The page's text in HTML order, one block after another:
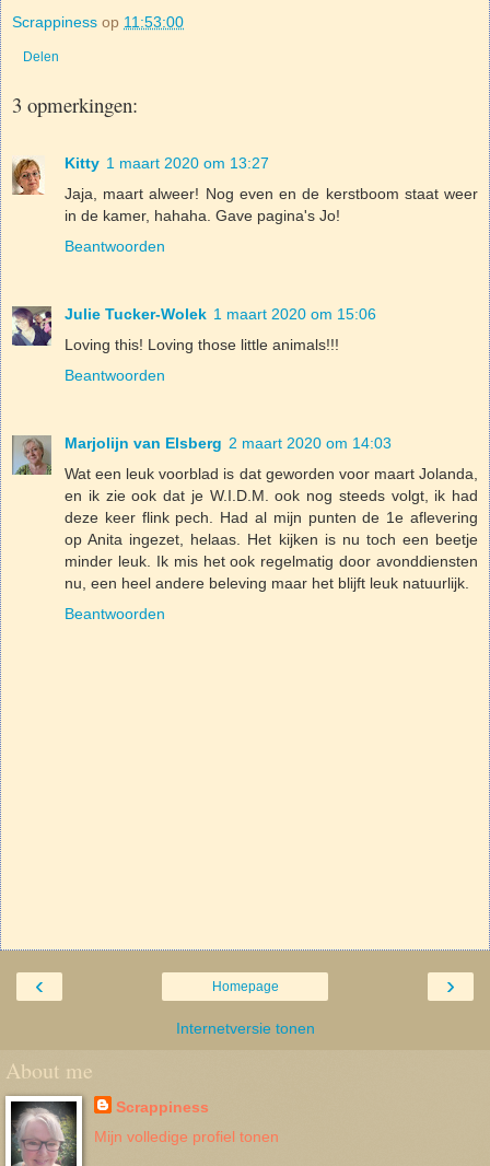
Scrappiness op 11:53:00
Delen
3 opmerkingen:
Kitty 1 maart 2020 om 13:27
Jaja, maart alweer! Nog even en de kerstboom staat weer
in de kamer, hahaha. Gave pagina's Jo!
Beantwoorden
Julie Tucker-Wolek 1 maart 2020 om 15:06
Loving this! Loving those little animals!!!
Beantwoorden
Marjolijn van Elsberg 2 maart 2020 om 14:03
Wat een leuk voorblad is dat geworden voor maart Jolanda,
en ik zie ook dat je W.I.D.M. ook nog steeds volgt, ik had
deze keer flink pech. Had al mijn punten de 1e aflevering
op Anita ingezet, helaas. Het kijken is nu toch een beetje
minder leuk. Ik mis het ook regelmatig door avonddiensten
nu, een heel andere beleving maar het blijft leuk natuurlijk.
Beantwoorden
‹ ›
Homepage
Internetversie tonen
About me
Scrappiness
Mijn volledige profiel tonen